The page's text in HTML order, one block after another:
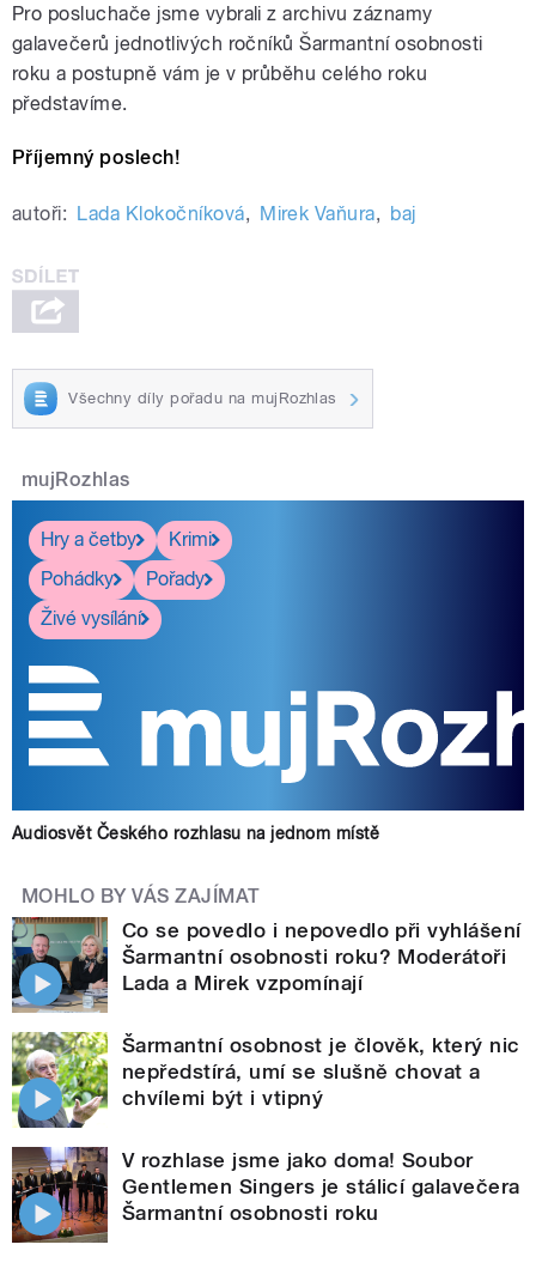
Pro posluchače jsme vybrali z archivu záznamy
galavečerů jednotlivých ročníků Šarmantní osobnosti
roku a postupně vám je v průběhu celého roku
představíme.
Příjemný poslech!
autoři: Lada Klokočníková, Mirek Vaňura, baj
Všechny díly pořadu na mujRozhlas
mujRozhlas
Hry a četby
Krimi
Pohádky
Pořady
Živé vysílání
Audiosvět Českého rozhlasu na jednom místě
MOHLO BY VÁS ZAJÍMAT
Co se povedlo i nepovedlo při vyhlášení
Šarmantní osobnosti roku? Moderátoři
Lada a Mirek vzpomínají
Šarmantní osobnost je člověk, který nic
nepředstírá, umí se slušně chovat a
chvílemi být i vtipný
V rozhlase jsme jako doma! Soubor
Gentlemen Singers je stálicí galavečera
Šarmantní osobnosti roku